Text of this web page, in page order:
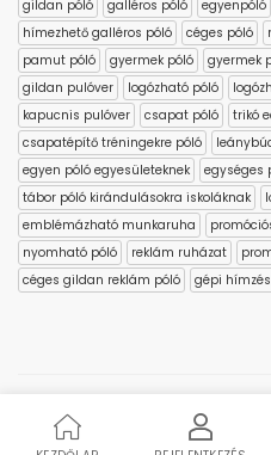
gildan póló galléros póló egyenpóló
hímezhető galléros póló
céges póló
pamut póló
gyermek póló gyermek
gildan pulóver
logózható póló
kapucnis pulóver
csapat póló trikó
csapatépítő tréningekre póló
egyen póló egyesületeknek
egységes
tábor póló kirándulásokra iskoláknak
emblémázható munkaruha
nyomható póló
reklám ruházat
céges gildan reklám póló
gépi
Copyright ©